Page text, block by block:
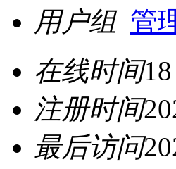
用户组 管
在线时间
注册时间
最后访问